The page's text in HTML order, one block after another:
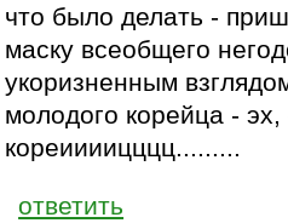
что было делать -
маску всеобщего
укоризненным
молодого корейца -
кореиииицццц.........
ответить